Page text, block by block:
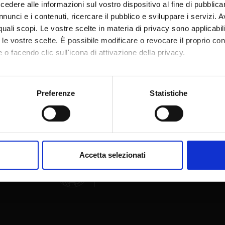
alle informazioni sul vostro dispositivo al fine di
e i contenuti, ricercare il pubblico e sviluppare i servizi.
scopi. Le vostre scelte in materia di privacy sono
vostre scelte. È possibile modificare o revocare il proprio
o facendo clic sull'icona di attivazione della privacy.
anche:
sulla tua posizione geografica, con un'approssimazione di
in qualsiasi momento dalla Dichiarazione sui cookie.
e social media, i quali potrebbero combinarle con altre
dei loro servizi.
Preferenze Statistiche
Accetta selezionati